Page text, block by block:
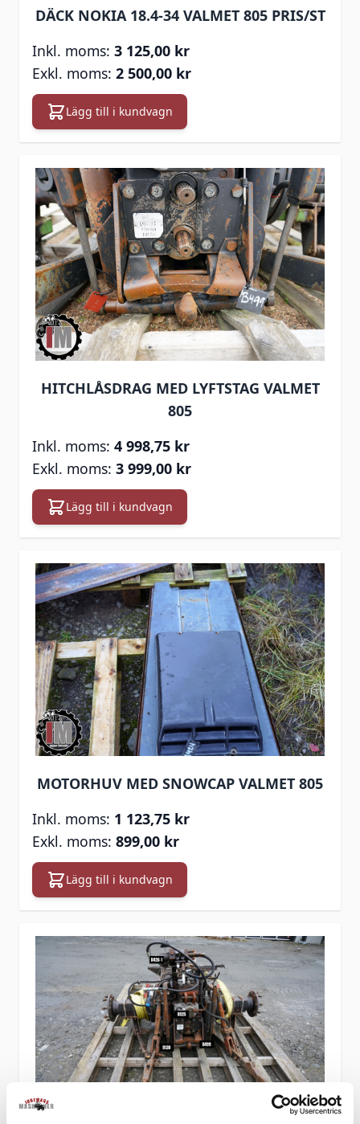
DÄCK NOKIA 18.4-34 VALMET 805 PRIS/ST
3 125,00 kr
2 500,00 kr
Lägg till i kundvagn
HITCHLÅSDRAG MED LYFTSTAG VALMET
805
4 998,75 kr
3 999,00 kr
Lägg till i kundvagn
MOTORHUV MED SNOWCAP VALMET 805
1 123,75 kr
899,00 kr
Lägg till i kundvagn